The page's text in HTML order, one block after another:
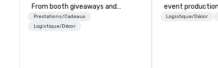
From booth giveaways and
branded apparel to executive
gifting, displays, banners, signage,
Prestations/Cadeaux
Logistique/Décor
event
start to finish.
Logistique/Décor